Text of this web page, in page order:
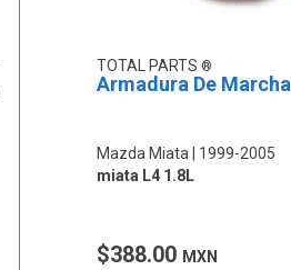
TOTAL PARTS
Armadura De Marcha
Mazda Miata
1999-2005
miata L4 1.8L
$388.00 MXN